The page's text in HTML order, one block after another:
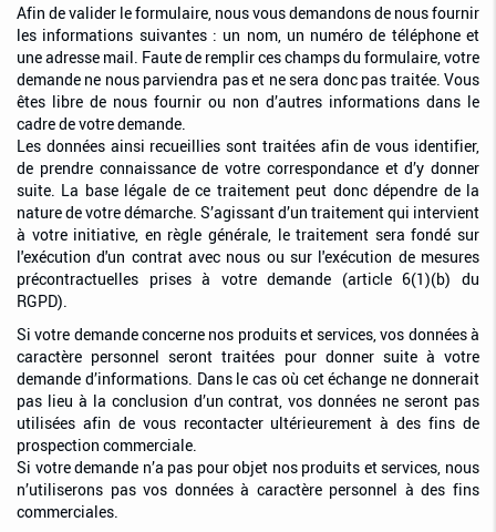
Afin de valider le formulaire, nous vous demandons de nous fournir
les informations suivantes : un nom, un numéro de téléphone et
une adresse mail. Faute de remplir ces champs du formulaire, votre
demande ne nous parviendra pas et ne sera donc pas traitée. Vous
êtes libre de nous fournir ou non d’autres informations dans le
cadre de votre demande.
Les données ainsi recueillies sont traitées afin de vous identifier,
de prendre connaissance de votre correspondance et d’y donner
suite. La base légale de ce traitement peut donc dépendre de la
nature de votre démarche. S’agissant d’un traitement qui intervient
à votre initiative, en règle générale, le traitement sera fondé sur
l'exécution d'un contrat avec nous ou sur l'exécution de mesures
précontractuelles prises à votre demande (article 6(1)(b) du
RGPD).
Si votre demande concerne nos produits et services, vos données à
caractère personnel seront traitées pour donner suite à votre
demande d’informations. Dans le cas où cet échange ne donnerait
pas lieu à la conclusion d’un contrat, vos données ne seront pas
utilisées afin de vous recontacter ultérieurement à des fins de
prospection commerciale.
Si votre demande n’a pas pour objet nos produits et services, nous
n’utiliserons pas vos données à caractère personnel à des fins
commerciales.